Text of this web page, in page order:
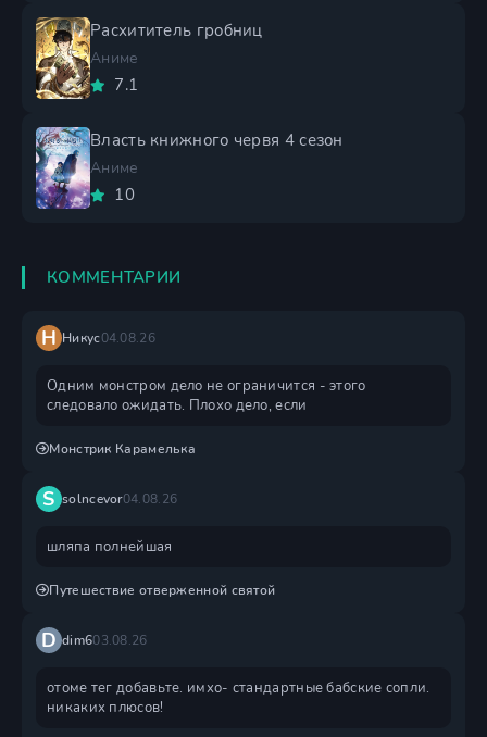
Расхититель гробниц
Аниме
7.1
Власть книжного червя 4 сезон
Аниме
10
КОММЕНТАРИИ
Н Никус04.08.26
Одним монстром дело не ограничится - этого
следовало ожидать. Плохо дело, если
Монстрик Карамелька
S solncevor04.08.26
шляпа полнейшая
Путешествие отверженной святой
D dim603.08.26
отоме тег добавьте. имхо- стандартные бабские сопли.
никаких плюсов!